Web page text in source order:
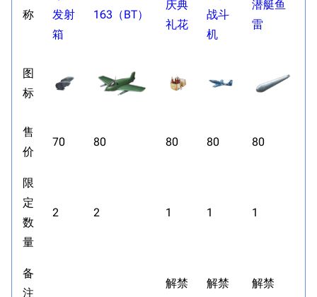
称
发射
箱
163（BT）
庆典
礼花
战斗
机
潜艇鱼
雷
图
标
售
价
70 80 80 80 80
限
定
数
量
2 2 1 1 1
备
注
解禁 解禁 解禁